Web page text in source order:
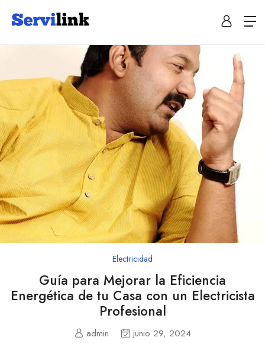
Electricidad
Guía para Mejorar la Eficiencia
Energética de tu Casa con un Electricista
Profesional
admin junio 29, 2024